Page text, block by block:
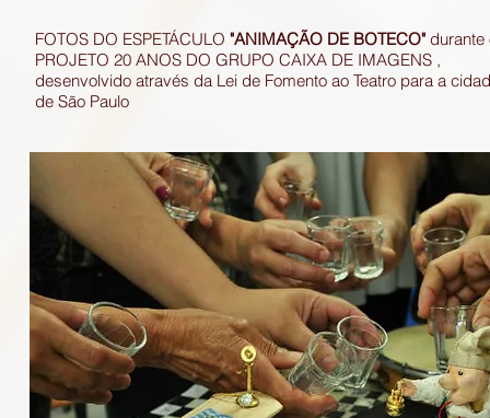
FOTOS DO ESPETÁCULO "ANIMAÇÃO DE BOTECO" durante
PROJETO 20 ANOS DO GRUPO CAIXA DE IMAGENS ,
desenvolvido através da Lei de Fomento ao Teatro para a
de São Paulo